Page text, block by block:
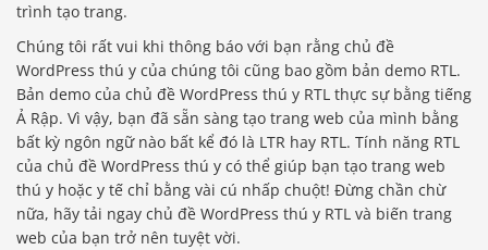
trình tạo trang.
Chúng tôi rất vui khi thông báo với bạn rằng chủ đề
WordPress thú y của chúng tôi cũng bao gồm bản demo RTL.
Bản demo của chủ đề WordPress thú y RTL thực sự bằng tiếng
Ả Rập. Vì vậy, bạn đã sẵn sàng tạo trang web của mình bằng
bất kỳ ngôn ngữ nào bất kể đó là LTR hay RTL. Tính năng RTL
của chủ đề WordPress thú y có thể giúp bạn tạo trang web
thú y hoặc y tế chỉ bằng vài cú nhấp chuột! Đừng chần chừ
nữa, hãy tải ngay chủ đề WordPress thú y RTL và biến trang
web của bạn trở nên tuyệt vời.